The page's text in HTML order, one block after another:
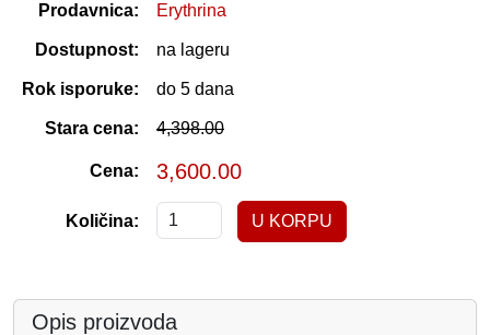
Prodavnica: Erythrina
Dostupnost: na lageru
Rok isporuke: do 5 dana
Stara cena: 4,398.00
Cena: 3,600.00
Količina:
Opis proizvoda